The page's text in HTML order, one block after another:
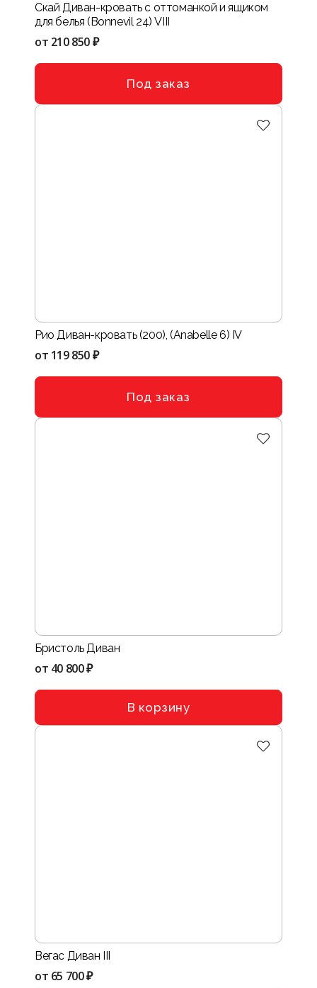
Скай Диван-кровать с оттоманкой и ящиком
для белья (Bonnevil 24) VIII
от 210 850 ₽
Под заказ
Рио Диван-кровать (200), (Anabelle 6) IV
от 119 850 ₽
Под заказ
Бристоль Диван
от 40 800 ₽
В корзину
Вегас Диван III
от 65 700 ₽